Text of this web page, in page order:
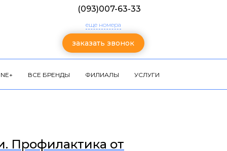
(093)007-63-33
еще номера
заказать звонок
ВСЕ БРЕНДЫ ФИЛИАЛЫ УСЛУГИ
Профилактика от